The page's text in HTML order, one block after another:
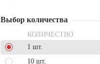
Выбор количества
КОЛИЧЕСТВО
1 шт.
10 шт.